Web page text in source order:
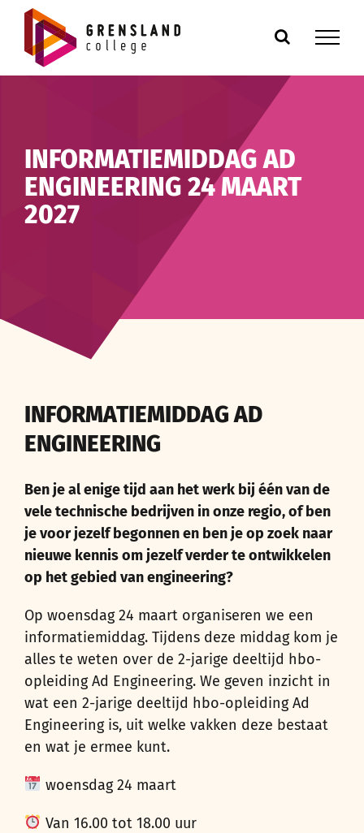
inhoud
INFORMATIEMIDDAG AD
ENGINEERING 24 MAART
2027
INFORMATIEMIDDAG AD
ENGINEERING
Ben je al enige tijd aan het werk bij één van de
vele technische bedrijven in onze regio, of ben
je voor jezelf begonnen en ben je op zoek naar
nieuwe kennis om jezelf verder te ontwikkelen
op het gebied van engineering?
Op woensdag 24 maart organiseren we een
informatiemiddag. Tijdens deze middag kom je
alles te weten over de 2-jarige deeltijd hbo-
opleiding Ad Engineering. We geven inzicht in
wat een 2-jarige deeltijd hbo-opleiding Ad
Engineering is, uit welke vakken deze bestaat
en wat je ermee kunt.
woensdag 24 maart
Van 16.00 tot 18.00 uur